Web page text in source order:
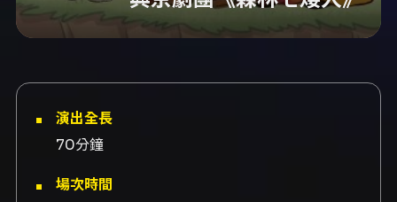
演出全長
70分鐘
場次時間